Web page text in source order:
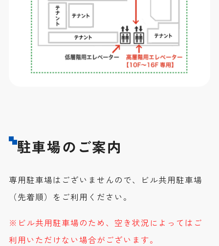
駐車場のご案内
専用駐車場はございませんので、ビル共用駐車場
（先着順）をご利用ください。
※ビル共用駐車場のため、空き状況によってはご
利用いただけない場合がございます。